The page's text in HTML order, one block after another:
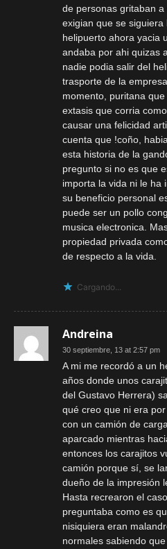
de personas gritaban
exigian que se
helipuerto ahora yacia
andaba por ahi quizas
nadie podia salir del
trasporte de la
momento, puritana
extasis que corria
causar una felicidad
cuenta que !coño,
esta historia de la
pregunto si no es que
importa la vida ni le ha
su beneficio personal
puede ser un pollo
musica electronica.
propiedad privada
de respecto a la vida.
Cargando...
Andreina
30 septiembre, 13 at 2:57 pm
A mi me recordó a un
años donde unos
del Gustavo Herrera)
qué creo que ni era
con un camión de
aparcado mientras
entonces los carajitos
camión porque sí, se
dueño de la impresión
Hasta recrearon el
preguntaba como es
nisiquiera eran
normales sabiendo